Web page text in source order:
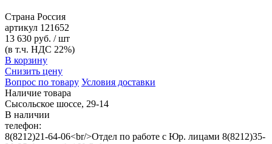
Страна Россия
артикул 121652
13 630 руб. / шт
(в т.ч. НДС 22%)
В корзину
Снизить цену
Вопрос по товару Условия доставки
Наличие товара
Сысольское шоссе, 29-14
В наличии
телефон:
8(8212)21-64-06<br/>Отдел по работе с Юр. лицами 8(8212)35-